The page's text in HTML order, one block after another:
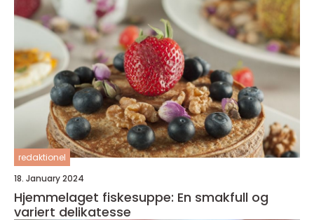
redaktionel
18. January 2024
Hjemmelaget fiskesuppe: En smakfull og
variert delikatesse